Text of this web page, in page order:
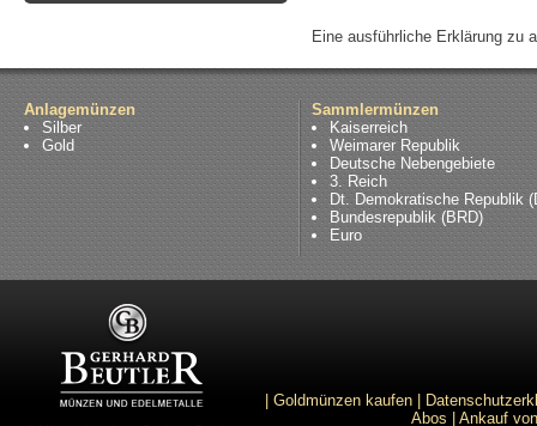
Eine ausführliche Erklärung zu
Anlagemünzen
Silber
Gold
Sammlermünzen
Kaiserreich
Weimarer Republik
Deutsche Nebengebiete
3. Reich
Dt. Demokratische Republik
Bundesrepublik (BRD)
Euro
| Goldmünzen kaufen |
Abos | Ankauf